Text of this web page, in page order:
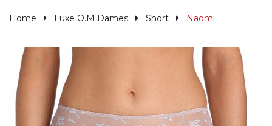
Home Luxe O.M Dames Short Naomi